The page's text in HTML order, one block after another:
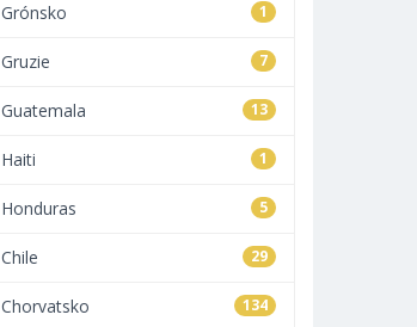
1
Grónsko
7
Gruzie
13
Guatemala
1
Haiti
5
Honduras
29
Chile
134
Chorvatsko